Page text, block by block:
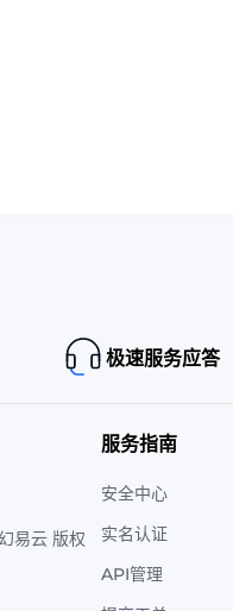
极速服务应答
易云 版权
服务指南
安全中心
实名认证
API管理